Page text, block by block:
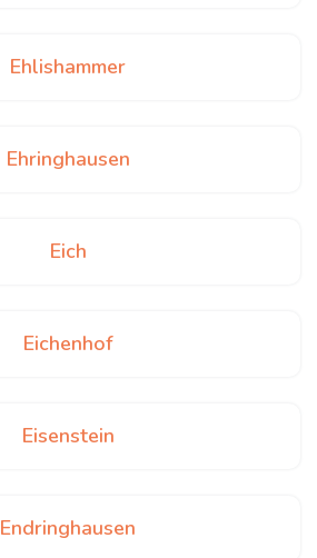
Ehlishammer
Ehringhausen
Eich
Eichenhof
Eisenstein
Endringhausen